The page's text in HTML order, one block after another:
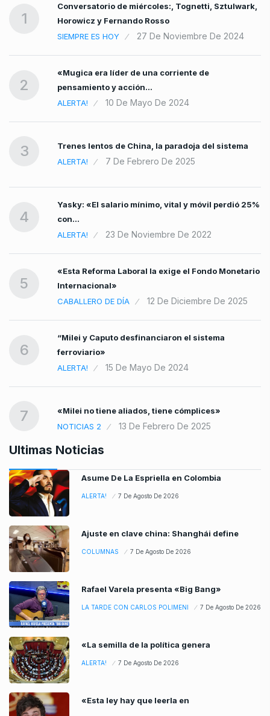
1
Conversatorio de miércoles:, Tognetti, Sztulwark,
Horowicz y Fernando Rosso
SIEMPRE ES HOY
27 De Noviembre De 2024
2
«Mugica era líder de una corriente de
pensamiento y acción…
ALERTA!
10 De Mayo De 2024
3
Trenes lentos de China, la paradoja del sistema
ALERTA!
7 De Febrero De 2025
4
Yasky: «El salario mínimo, vital y móvil perdió 25%
con…
ALERTA!
23 De Noviembre De 2022
5
«Esta Reforma Laboral la exige el Fondo Monetario
Internacional»
CABALLERO DE DÍA
12 De Diciembre De 2025
6
“Milei y Caputo desfinanciaron el sistema
ferroviario»
ALERTA!
15 De Mayo De 2024
7
«Milei no tiene aliados, tiene cómplices»
NOTICIAS 2
13 De Febrero De 2025
Ultimas Noticias
Asume De La Espriella en Colombia
ALERTA! 7 De Agosto De 2026
Ajuste en clave china: Shanghái define
COLUMNAS 7 De Agosto De 2026
Rafael Varela presenta «Big Bang»
LA TARDE CON CARLOS POLIMENI 7 De Agosto De 2026
«La semilla de la política genera
ALERTA! 7 De Agosto De 2026
«Esta ley hay que leerla en